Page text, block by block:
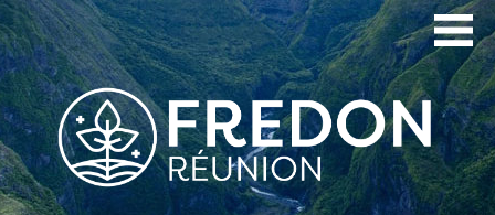
Aller
au
contenu
principal